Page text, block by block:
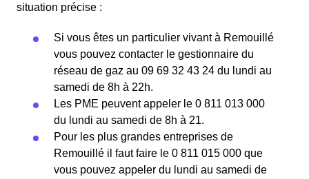
situation précise :
Si vous êtes un particulier vivant à Remouillé
vous pouvez contacter le gestionnaire du
réseau de gaz au 09 69 32 43 24 du lundi au
samedi de 8h à 22h.
Les PME peuvent appeler le 0 811 013 000
du lundi au samedi de 8h à 21.
Pour les plus grandes entreprises de
Remouillé il faut faire le 0 811 015 000 que
vous pouvez appeler du lundi au samedi de